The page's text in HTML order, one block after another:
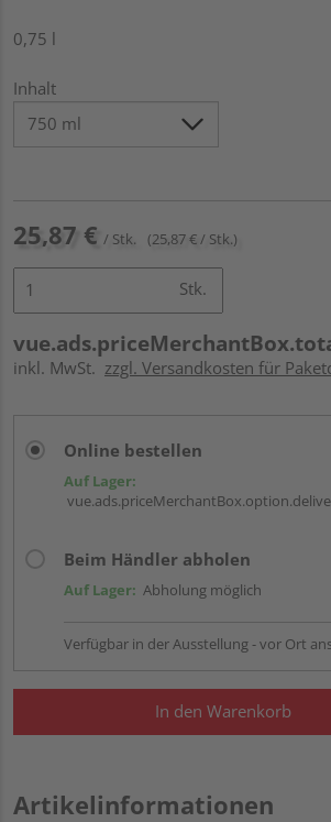
0,75 l
Inhalt
25,87 € / Stk. (25,87 € / Stk.)
Stk.
inkl. MwSt. zzgl. Versandkosten für
Online bestellen
Auf Lager:
Beim Händler abholen
Auf Lager: Abholung möglich
Verfügbar in der Ausstellung - vor Ort
In den Warenkorb
Artikelinformationen